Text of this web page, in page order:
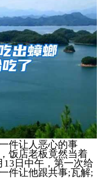
件让人恶心的事
饭店老板竟然当着
日中午，第一次给
件让他跟共事;瓦解;